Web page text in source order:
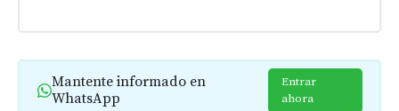
Mantente informado en
WhatsApp
Entrar
ahora